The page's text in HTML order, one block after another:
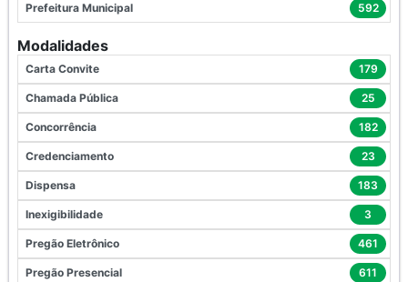
Prefeitura Municipal 592
Modalidades
Carta Convite 179
Chamada Pública 25
Concorrência 182
Credenciamento 23
Dispensa 183
Inexigibilidade 3
Pregão Eletrônico 461
Pregão Presencial 611